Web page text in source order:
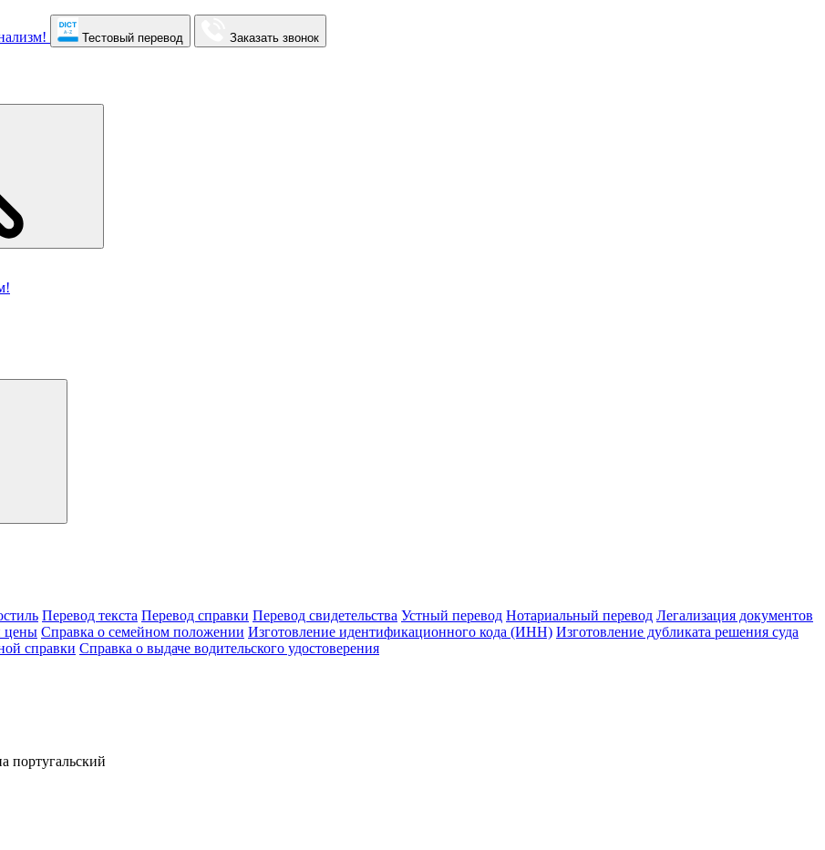
Тестовый перевод Заказать звонок
Перевод текста Перевод справки Перевод свидетельства Устный перевод Нотариальный перевод Легализация документов
цены Справка о семейном положении Изготовление идентификационного кода (ИНН) Изготовление дубликата решения суда
справки Справка о выдаче водительского удостоверения
португальский